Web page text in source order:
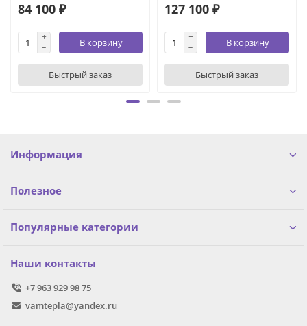
84 100 ₽
В корзину
Быстрый заказ
127 100 ₽
В корзину
Быстрый заказ
Информация
Полезное
Популярные категории
Наши контакты
+7 963 929 98 75
vamtepla@yandex.ru